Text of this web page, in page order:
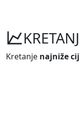
Kretanje najniže